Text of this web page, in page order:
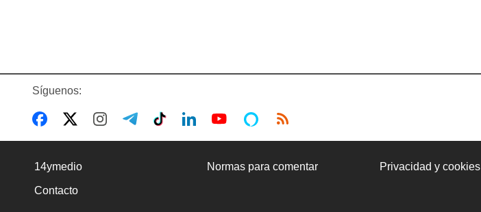
Síguenos:
14ymedio Normas para comentar Privacidad y cookies
Contacto